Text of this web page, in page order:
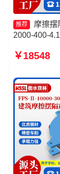
推荐
摩擦摆
2000-400-
支座JZQZ-
￥18548